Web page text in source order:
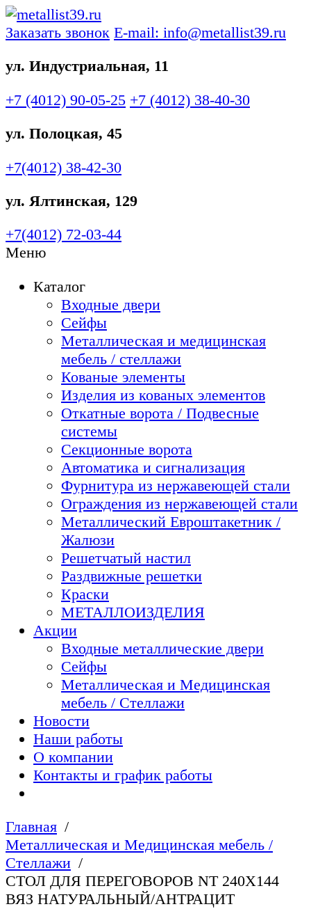
Заказать звонок E-mail: info@metallist39.ru
ул. Индустриальная, 11
+7 (4012) 90-05-25 +7 (4012) 38-40-30
ул. Полоцкая, 45
+7(4012) 38-42-30
ул. Ялтинская, 129
+7(4012) 72-03-44
Меню
Каталог
Входные двери
Сейфы
Металлическая и медицинская
мебель / стеллажи
Кованые элементы
Изделия из кованых элементов
Откатные ворота / Подвесные
системы
Секционные ворота
Автоматика и сигнализация
Фурнитура из нержавеющей стали
Ограждения из нержавеющей стали
Металлический Евроштакетник /
Жалюзи
Решетчатый настил
Раздвижные решетки
Краски
МЕТАЛЛОИЗДЕЛИЯ
Акции
Входные металлические двери
Сейфы
Металлическая и Медицинская
мебель / Стеллажи
Новости
Наши работы
О компании
Контакты и график работы
Главная
Металлическая и Медицинская мебель /
Стеллажи
СТОЛ ДЛЯ ПЕРЕГОВОРОВ NT 240Х144
ВЯЗ НАТУРАЛЬНЫЙ/АНТРАЦИТ